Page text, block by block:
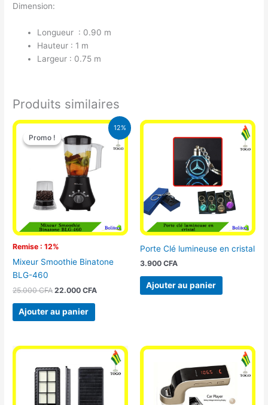
Dimension:
Longueur : 0.90 m
Hauteur : 1 m
Largeur : 0.75 m
Produits similaires
12%
Promo !
Remise : 12%
Promo !
Mixeur Smoothie Binatone
BLG-460
25.000CFA
Le
prix
initial
était :
25.000 CFA.
22.000CFA
Le
prix
actuel
est :
Ajouter au panier
Porte Clé lumineuse en cristal
3.900 CFA
Ajouter au panier